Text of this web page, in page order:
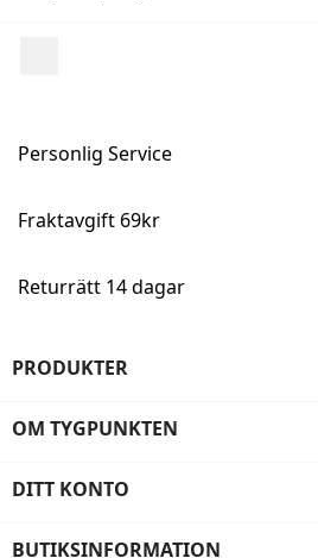
Personlig Service
Fraktavgift 69kr
Returrätt 14 dagar
PRODUKTER
OM TYGPUNKTEN
DITT KONTO
BUTIKSINFORMATION